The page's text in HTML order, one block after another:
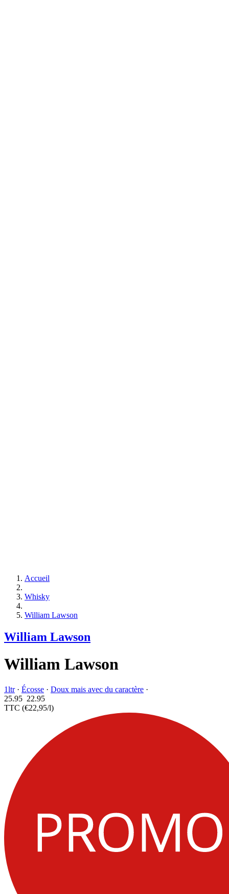
Accueil
Whisky
William Lawson
William Lawson
William Lawson
1ltr· Écosse · Doux mais avec du caractère ·
25.95 22.95
TTC (€22,95/l)